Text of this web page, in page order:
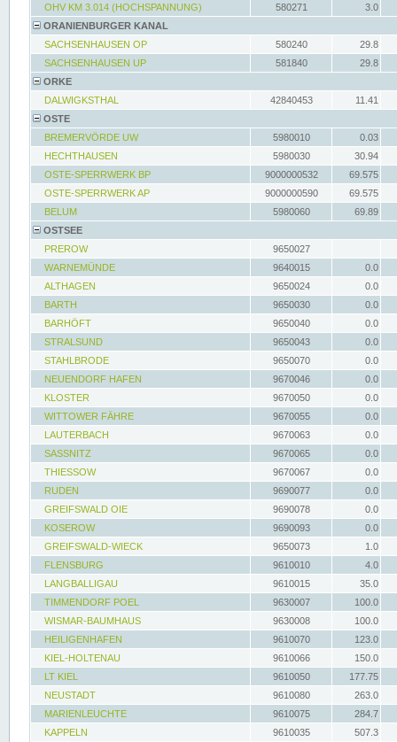
OHV KM 3.014 (HOCHSPANNUNG)
580271
3.0
ORANIENBURGER KANAL
SACHSENHAUSEN OP
580240
29.8
SACHSENHAUSEN UP
581840
29.8
ORKE
DALWIGKSTHAL
42840453
11.41
OSTE
BREMERVÖRDE UW
5980010
0.03
HECHTHAUSEN
5980030
30.94
OSTE-SPERRWERK BP
9000000532
69.575
OSTE-SPERRWERK AP
9000000590
69.575
BELUM
5980060
69.89
OSTSEE
PREROW
9650027
WARNEMÜNDE
9640015
0.0
ALTHAGEN
9650024
0.0
BARTH
9650030
0.0
BARHÖFT
9650040
0.0
STRALSUND
9650043
0.0
STAHLBRODE
9650070
0.0
NEUENDORF HAFEN
9670046
0.0
KLOSTER
9670050
0.0
WITTOWER FÄHRE
9670055
0.0
LAUTERBACH
9670063
0.0
SASSNITZ
9670065
0.0
THIESSOW
9670067
0.0
RUDEN
9690077
0.0
GREIFSWALD OIE
9690078
0.0
KOSEROW
9690093
0.0
GREIFSWALD-WIECK
9650073
1.0
FLENSBURG
9610010
4.0
LANGBALLIGAU
9610015
35.0
TIMMENDORF POEL
9630007
100.0
WISMAR-BAUMHAUS
9630008
100.0
HEILIGENHAFEN
9610070
123.0
KIEL-HOLTENAU
9610066
150.0
LT KIEL
9610050
177.75
NEUSTADT
9610080
263.0
MARIENLEUCHTE
9610075
284.7
KAPPELN
9610035
507.3